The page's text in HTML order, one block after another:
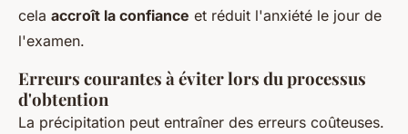
cela accroît la confiance et réduit l'anxiété le jour de
l'examen.
Erreurs courantes à éviter lors du processus
d'obtention
La précipitation peut entraîner des erreurs coûteuses.